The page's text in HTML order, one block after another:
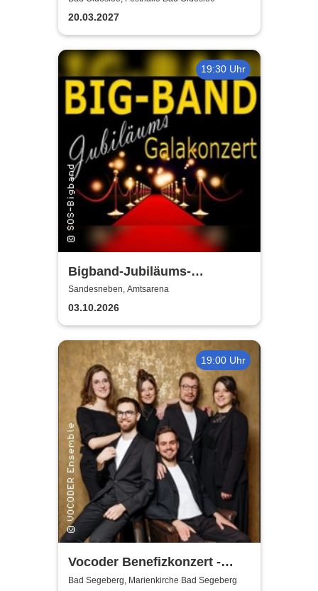
20.03.2027
19:30 Uhr
Bigband-Jubiläums-
Galakonzert
Sandesneben, Amtsarena
03.10.2026
19:00 Uhr
Vocoder Benefizkonzert -
zugunsten der Tafel Stiftung
Bad Segeberg, Marienkirche Bad Segeberg